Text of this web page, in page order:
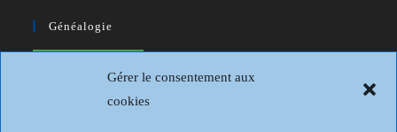
Gérer le consentement aux
cookies
Généalogie